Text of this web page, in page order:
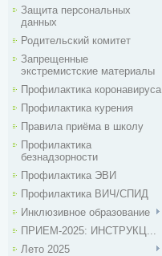
Защита персональных
данных
Родительский комитет
Запрещенные
экстремистские материалы
Профилактика коронавируса
Профилактика курения
Правила приёма в школу
Профилактика
безнадзорности
Профилактика ЭВИ
Профилактика ВИЧ/СПИД
Инклюзивное образование
ПРИЕМ-2025: ИНСТРУКЦ...
Лето 2025